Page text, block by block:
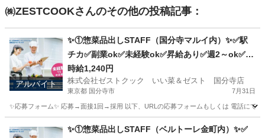
㈱ZESTCOOKさんのその他の投稿記事：
アルバイト
✨①惣菜品出しSTAFF（国分寺マルイ内）✨✅駅
チカ✅副業ok✅未経験ok✅昇給あり✅週2～ok✅扶
養内ok
時給1,240円
株式会社ゼストクック いい菜＆ゼスト 国分寺店
東京都 国分寺市 7月31日
✨応募フォーム✨ 応募→面接1回→採用 以下、URLの応募フォームもしくは 電話にて
キッチン
✨①惣菜品出しSTAFF（ベルトーレ金町内）✨✅